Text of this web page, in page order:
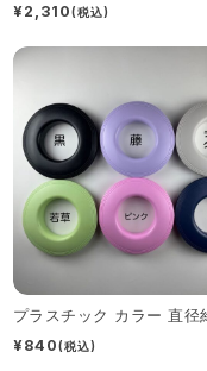
¥2,310(税込)
プラスチック カラー 直径
¥840(税込)